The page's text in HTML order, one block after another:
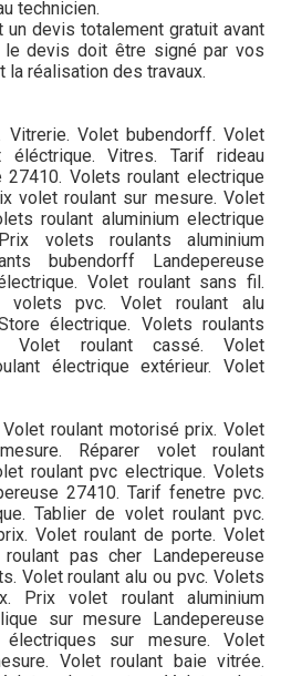
technicien.
devis totalement gratuit avant
le devis doit être signé par vos
la réalisation des travaux.
Vitrerie. Volet bubendorff. Volet
éléctrique. Vitres. Tarif rideau
27410. Volets roulant electrique
volet roulant sur mesure. Volet
roulant aluminium electrique
volets roulants aluminium
bubendorff Landepereuse
Volet roulant sans fil.
volets pvc. Volet roulant alu
électrique. Volets roulants
Volet roulant cassé. Volet
électrique extérieur. Volet
roulant motorisé prix. Volet
Réparer volet roulant
roulant pvc electrique. Volets
27410. Tarif fenetre pvc.
Tablier de volet roulant pvc.
Volet roulant de porte. Volet
pas cher Landepereuse
Volet roulant alu ou pvc. Volets
Prix volet roulant aluminium
sur mesure Landepereuse
sur mesure. Volet
Volet roulant baie vitrée.